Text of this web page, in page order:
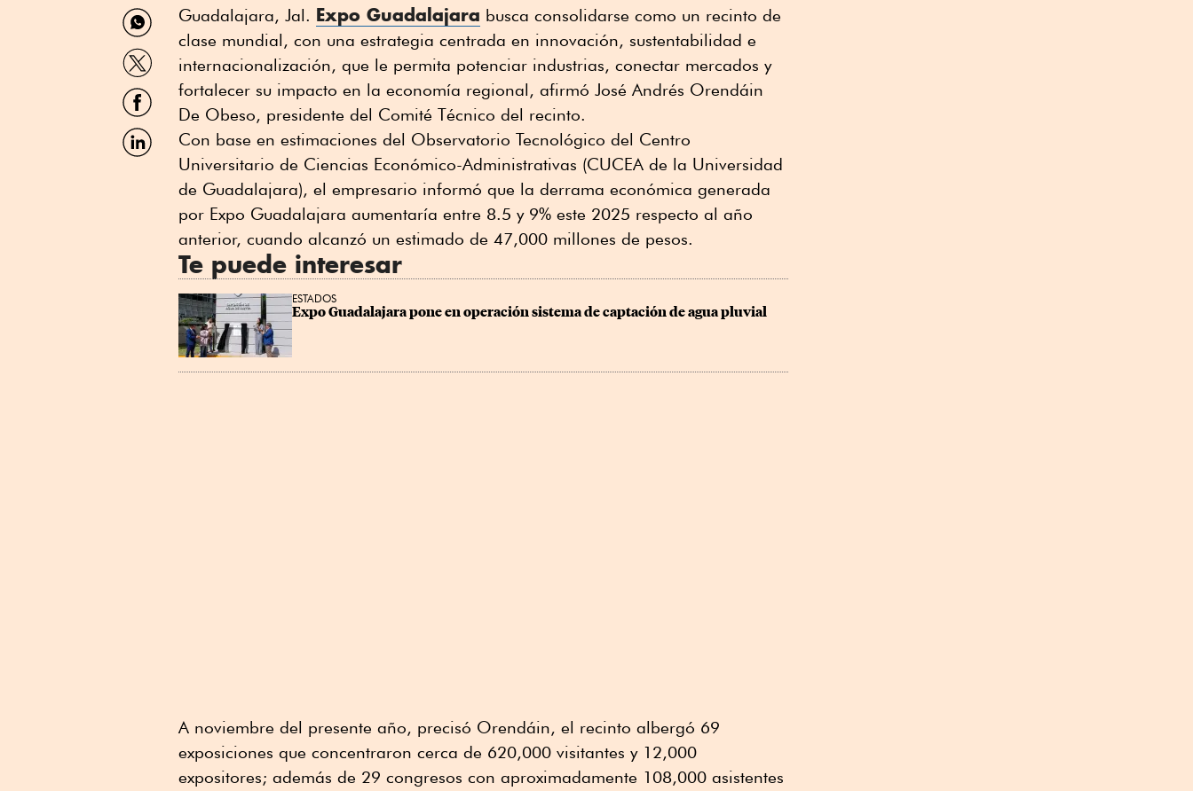
Compartir
por
WhatsApp
Compartir
por
Twitter
Compartir
por
Facebook
Compartir
por
Guadalajara, Jal. Expo Guadalajara busca consolidarse como un recinto de
clase mundial, con una estrategia centrada en innovación, sustentabilidad e
internacionalización, que le permita potenciar industrias, conectar mercados y
fortalecer su impacto en la economía regional, afirmó José Andrés Orendáin
De Obeso, presidente del Comité Técnico del recinto.
Con base en estimaciones del Observatorio Tecnológico del Centro
Universitario de Ciencias Económico-Administrativas (CUCEA de la Universidad
de Guadalajara), el empresario informó que la derrama económica generada
por Expo Guadalajara aumentaría entre 8.5 y 9% este 2025 respecto al año
anterior, cuando alcanzó un estimado de 47,000 millones de pesos.
Te puede interesar
ESTADOS
Expo Guadalajara pone en operación sistema de captación de agua pluvial
A noviembre del presente año, precisó Orendáin, el recinto albergó 69
exposiciones que concentraron cerca de 620,000 visitantes y 12,000
expositores; además de 29 congresos con aproximadamente 108,000 asistentes